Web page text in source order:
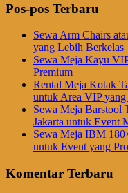
Pos-pos Terbaru
Sewa Arm Chairs
yang Lebih Berkelas
Sewa Meja Kayu
Premium
Rental Meja Kotak
untuk Area VIP yang
Sewa Meja Barstool
Jakarta untuk Event
Sewa Meja IBM
untuk Event yang
Komentar Terbaru